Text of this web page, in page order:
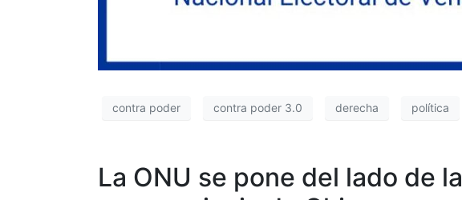
contra poder contra poder 3.0 derecha política
La ONU se pone del lado de